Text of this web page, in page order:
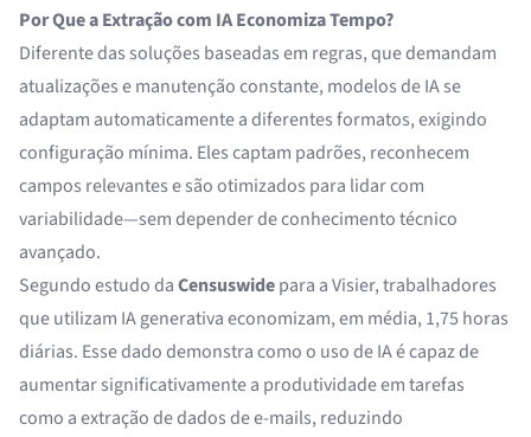
Por Que a Extração com IA Economiza Tempo?
Diferente das soluções baseadas em regras, que demandam
atualizações e manutenção constante, modelos de IA se
adaptam automaticamente a diferentes formatos, exigindo
configuração mínima. Eles captam padrões, reconhecem
campos relevantes e são otimizados para lidar com
variabilidade—sem depender de conhecimento técnico
avançado.
Segundo estudo daCensuswidepara a Visier, trabalhadores
que utilizam IA generativa economizam, em média, 1,75 horas
diárias. Esse dado demonstra como o uso de IA é capaz de
aumentar significativamente a produtividade em tarefas
como a extração de dados de e-mails, reduzindo